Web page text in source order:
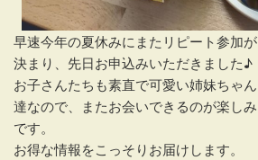
早速今年の夏休みにまたリピート参加が
決まり、先日お申込みいただきました♪
お子さんたちも素直で可愛い姉妹ちゃん
達なので、またお会いできるのが楽しみ
です。
お得な情報をこっそりお届けします。